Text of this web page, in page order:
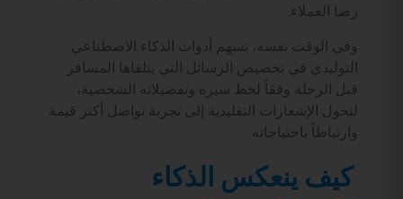
رضا العملاء.
وفي الوقت نفسه، تسهم أدوات الذكاء الاصطناعي
التوليدي في تخصيص الرسائل التي يتلقاها المسافر
قبل الرحلة وفقاً لخط سيره وتفضيلاته الشخصية،
لتحول الإشعارات التقليدية إلى تجربة تواصل أكثر قيمة
وارتباطاً باحتياجاته.
كيف ينعكس الذكاء